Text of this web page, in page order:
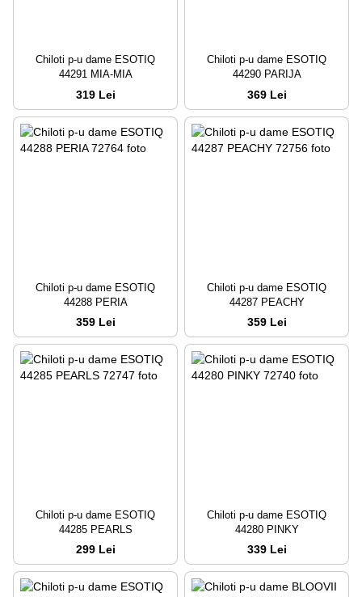
Chiloti p-u dame ESOTIQ
44291 MIA-MIA
319 Lei
Chiloti p-u dame ESOTIQ
44290 PARIJA
369 Lei
Chiloti p-u dame ESOTIQ
44288 PERIA
359 Lei
Chiloti p-u dame ESOTIQ
44287 PEACHY
359 Lei
Chiloti p-u dame ESOTIQ
44285 PEARLS
299 Lei
Chiloti p-u dame ESOTIQ
44280 PINKY
339 Lei